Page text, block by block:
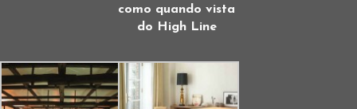
como quando vista
do High Line